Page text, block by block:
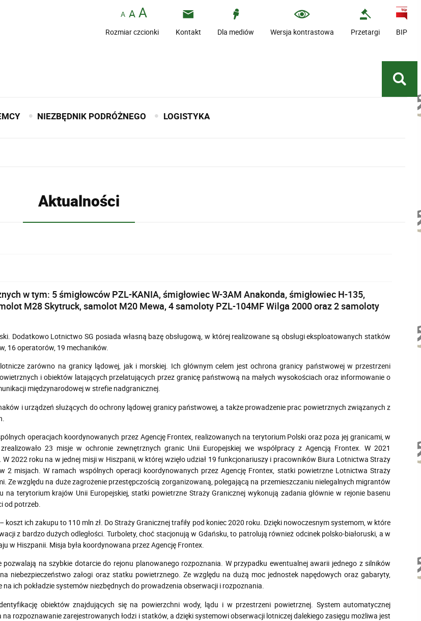
Rozmiar czcionki Kontakt Dla mediów Wersja kontrastowa Przetargi BIP
NIEZBĘDNIK PODRÓŻNEGO LOGISTYKA
Aktualności
w tym: 5 śmigłowców PZL-KANIA, śmigłowiec W-3AM Anakonda, śmigłowiec H-135,
M28 Skytruck, samolot M20 Mewa, 4 samoloty PZL-104MF Wilga 2000 oraz 2 samoloty
Dodatkowo Lotnictwo SG posiada własną bazę obsługową, w której realizowane są obsługi eksploatowanych statków
16 operatorów, 19 mechaników.
zarówno na granicy lądowej, jak i morskiej. Ich głównym celem jest ochrona granicy państwowej w przestrzeni
i obiektów latających przelatujących przez granicę państwową na małych wysokościach oraz informowanie o
międzynarodowej w strefie nadgranicznej.
i urządzeń służących do ochrony lądowej granicy państwowej, a także prowadzenie prac powietrznych związanych z
operacjach koordynowanych przez Agencję Frontex, realizowanych na terytorium Polski oraz poza jej granicami, w
23 misje w ochronie zewnętrznych granic Unii Europejskiej we współpracy z Agencją Frontex. W 2021
2022 roku na w jednej misji w Hiszpanii, w której wzięło udział 19 funkcjonariuszy i pracowników Biura Lotnictwa Straży
2 misjach. W ramach wspólnych operacji koordynowanych przez Agencję Frontex, statki powietrzne Lotnictwa Straży
Ze względu na duże zagrożenie przestępczością zorganizowaną, polegającą na przemieszczaniu nielegalnych migrantów
terytorium krajów Unii Europejskiej, statki powietrzne Straży Granicznej wykonują zadania głównie w rejonie basenu
od potrzeb.
ich zakupu to 110 mln zł. Do Straży Granicznej trafiły pod koniec 2020 roku. Dzięki nowoczesnym systemom, w które
z bardzo dużych odległości. Turbolety, choć stacjonują w Gdańsku, to patrolują również odcinek polsko-białoruski, a w
w Hiszpanii. Misja była koordynowana przez Agencję Frontex.
na szybkie dotarcie do rejonu planowanego rozpoznania. W przypadku ewentualnej awarii jednego z silników
niebezpieczeństwo załogi oraz statku powietrznego. Ze względu na dużą moc jednostek napędowych oraz gabaryty,
ich pokładzie systemów niezbędnych do prowadzenia obserwacji i rozpoznania.
obiektów znajdujących się na powierzchni wody, lądu i w przestrzeni powietrznej. System automatycznej
rozpoznawanie zarejestrowanych łodzi i statków, a dzięki systemowi obserwacji lotniczej dalekiego zasięgu możliwa jest